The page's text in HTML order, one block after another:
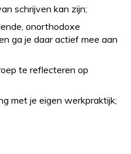
schrijven kan zijn;
onorthodoxe
ga je daar actief mee aan
te reflecteren op
met je eigen werkpraktijk;